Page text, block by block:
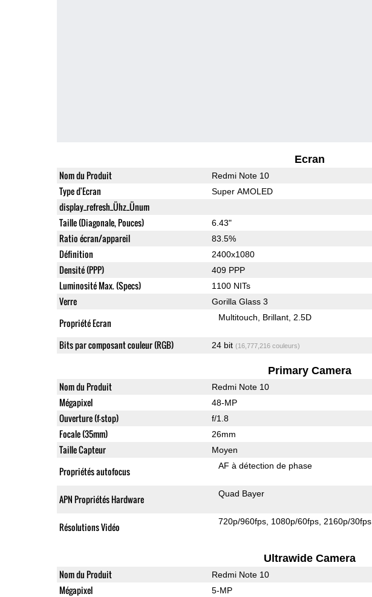
Ecran
Nom du Produit Redmi Note 10
Type d'Ecran Super AMOLED
display_refresh_Ühz_Ünum
Taille (Diagonale, Pouces) 6.43"
Ratio écran/appareil 83.5%
Définition 2400x1080
Densité (PPP) 409 PPP
Luminosité Max. (Specs) 1100 NITs
Verre Gorilla Glass 3
Propriété Ecran Multitouch Brillant 2.5D
Bits par composant couleur (RGB) 24 bit (16,777,216 couleurs)
Primary Camera
Nom du Produit Redmi Note 10
Mégapixel 48-MP
Ouverture (f-stop) f/1.8
Focale (35mm) 26mm
Taille Capteur Moyen
Propriétés autofocus AF à détection de phase
APN Propriétés Hardware Quad Bayer
Résolutions Vidéo 720p/960fps 1080p/60fps 2160p/30fps
Ultrawide Camera
Nom du Produit Redmi Note 10
Mégapixel 5-MP